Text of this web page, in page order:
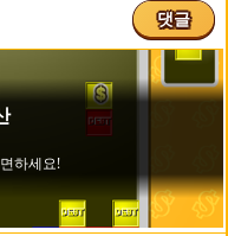
댓글